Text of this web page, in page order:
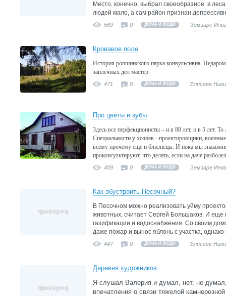
Место, конечно, выбрал своеобразное: в
людей мало, а сам район признан
569 0 ДОМА И ЛЮДИ Земзаре
Кровавое поле
История ропшинского парка конвульсивна.
заплечных дел мастер.
471 0 ДОМА И ЛЮДИ Елисеев
Про цветы и зубы
Здесь все перфекционисты – и в 88 лет, и в 5 лет.
Специальности у хозяев - проектировщики,
всему прочему еще и близнецы. И пока мы
проконсультируют, что делать, если на даче
409 0 ДОМА И ЛЮДИ Земзаре
Как обустроить Песочный?
В Песочном можно реализовать уйму
животных, считает Сергей Большаков. И
газификации и водоснабжения. Со своим
даже пожар и вынос яблонь с участка,
447 0 ДОМА И ЛЮДИ Елисеев
Деревня художников
Я слушал Валерия и думал, нет, не
впечатления о связи тяжелой